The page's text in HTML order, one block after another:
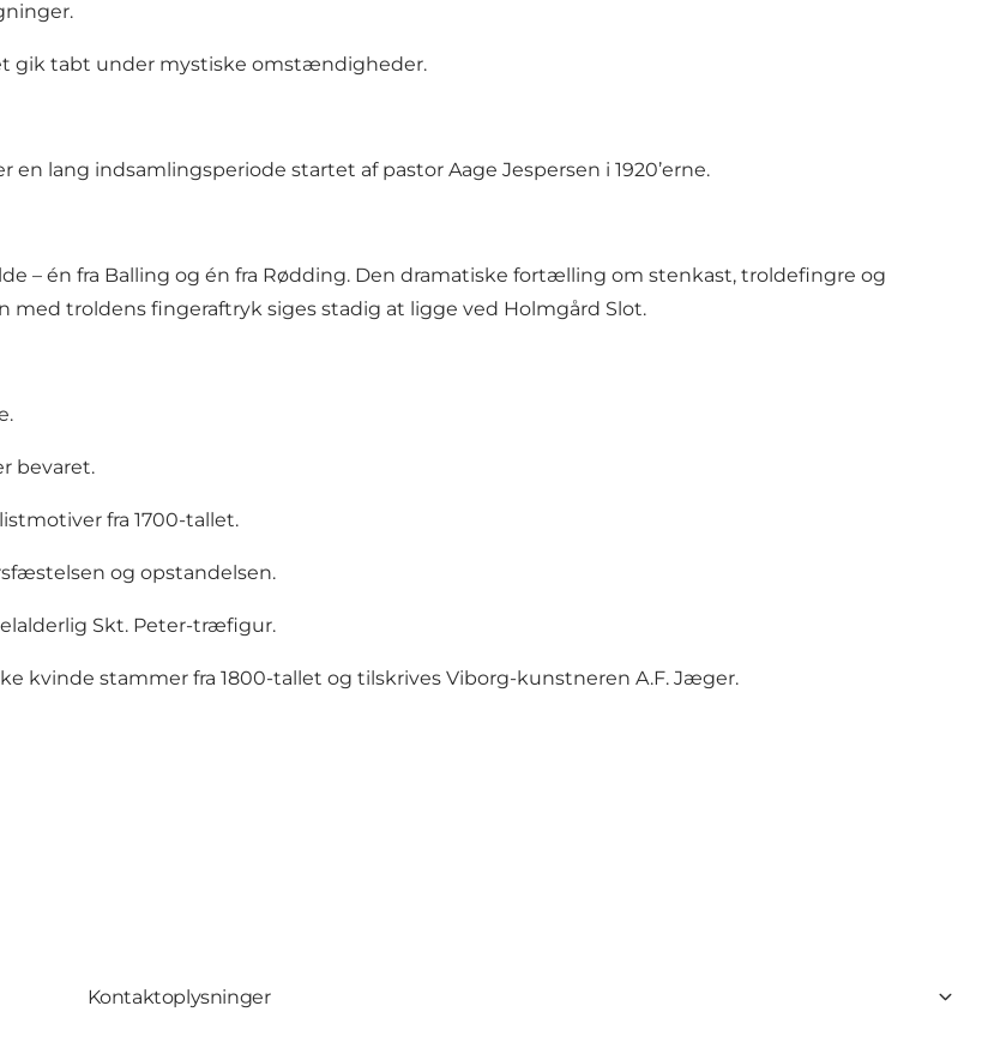
gik tabt under mystiske omstændigheder.
lang indsamlingsperiode startet af pastor Aage Jespersen i 1920’erne.
– én fra Balling og én fra Rødding. Den dramatiske fortælling om stenkast, troldefingre og
troldens fingeraftryk siges stadig at ligge ved Holmgård Slot.
bevaret.
fra 1700-tallet.
og opstandelsen.
Skt. Peter-træfigur.
kvinde stammer fra 1800-tallet og tilskrives Viborg-kunstneren A.F. Jæger.
Kontaktoplysninger